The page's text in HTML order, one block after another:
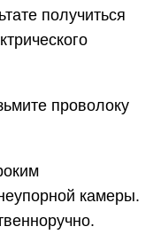
получиться
проволоку
камеры.